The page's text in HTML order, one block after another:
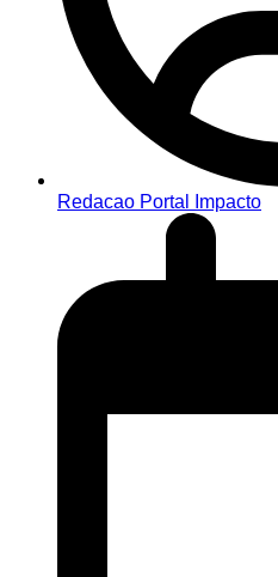
Redacao Portal Impacto